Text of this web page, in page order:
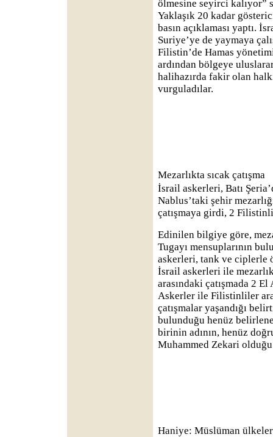
ölmesine seyirci kalıyor”
Yaklaşık 20 kadar
basın açıklaması yaptı.
Suriye’ye de yaymaya
Filistin’de Hamas
ardından bölgeye
halihazırda fakir olan
vurguladılar.
Mezarlıkta sıcak çatışma
İsrail askerleri, Batı
Nablus’taki şehir
çatışmaya girdi, 2
Edinilen bilgiye göre,
Tugayı mensuplarının
askerleri, tank ve ciplerle
İsrail askerleri ile
arasındaki çatışmada 2
Askerler ile Filistinliler
çatışmalar yaşandığı
bulunduğu henüz
birinin adının, henüz
Muhammed Zekari
Haniye: Müslüman